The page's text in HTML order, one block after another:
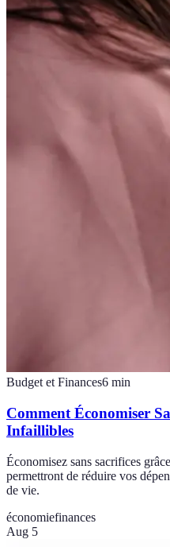
Budget et Finances6 min
Comment Économiser
Infaillibles
Économisez sans sacrifices
permettront de réduire vos
de vie.
économiefinances
Aug 5